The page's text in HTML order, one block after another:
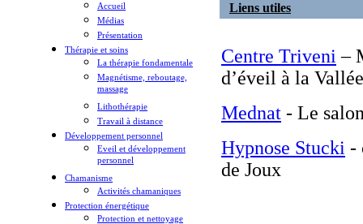
Accueil
Médias
Présentation
Thérapie et soins
La thérapie fondamentale
Magnétisme, reboutage,
massage
Lithothérapie
Travail à distance
Développement personnel
Eveil et développement
personnel
Chamanisme
Activités chamaniques
Protection énergétique
Protection et nettoyage
Liens utiles
Centre Triveni –
d’éveil à la
Mednat - Le
Hypnose Stucki -
de Joux